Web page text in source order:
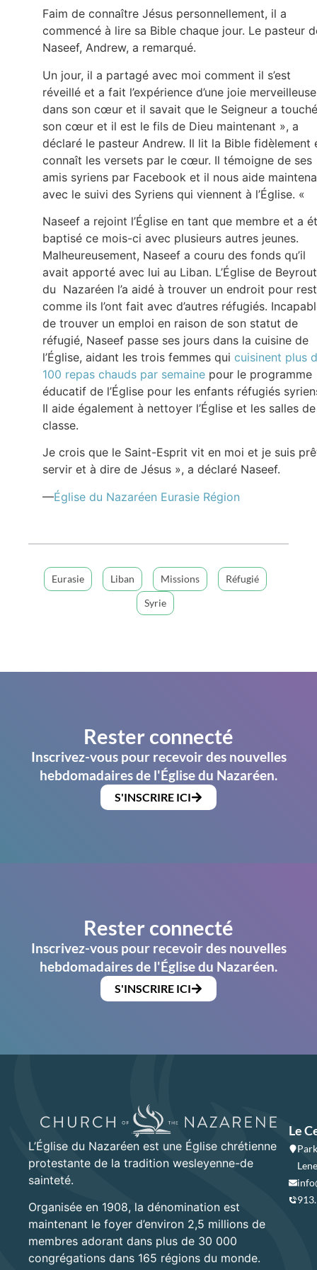
Faim de connaître Jésus personnellement, il a
commencé à lire sa Bible chaque jour. Le pasteur
Naseef, Andrew, a remarqué.
Un jour, il a partagé avec moi comment il s’est
réveillé et a fait l’expérience d’une joie merveilleuse
dans son cœur et il savait que le Seigneur a touché
son cœur et il est le fils de Dieu maintenant », a
déclaré le pasteur Andrew. Il lit la Bible fidèlement
connaît les versets par le cœur. Il témoigne de ses
amis syriens par Facebook et il nous aide
avec le suivi des Syriens qui viennent à l’Église. «
Naseef a rejoint l’Église en tant que membre et a
baptisé ce mois-ci avec plusieurs autres jeunes.
Malheureusement, Naseef a couru des fonds qu’il
avait apporté avec lui au Liban. L’Église de
du Nazaréen l’a aidé à trouver un endroit pour
comme ils l’ont fait avec d’autres réfugiés.
de trouver un emploi en raison de son statut de
réfugié, Naseef passe ses jours dans la cuisine de
l’Église, aidant les trois femmes qui cuisinent plus
100 repas chauds par semaine pour le programme
éducatif de l’Église pour les enfants réfugiés
Il aide également à nettoyer l’Église et les salles de
classe.
Je crois que le Saint-Esprit vit en moi et je suis
servir et à dire de Jésus », a déclaré Naseef.
—Église du Nazaréen Eurasie Région
Eurasie Liban Missions
Réfugié
Syrie
Rester connecté
Inscrivez-vous pour recevoir des nouvelles
hebdomadaires de l'Église du Nazaréen.
S'INSCRIRE ICI
Rester connecté
Inscrivez-vous pour recevoir des nouvelles
hebdomadaires de l'Église du Nazaréen.
S'INSCRIRE ICI
L’Église du Nazaréen est une Église chrétienne
protestante de la tradition wesleyenne-de
sainteté.
Organisée en 1908, la dénomination est
maintenant le foyer d’environ 2,5 millions de
membres adorant dans plus de 30 000
congrégations dans 165 régions du monde.
Le